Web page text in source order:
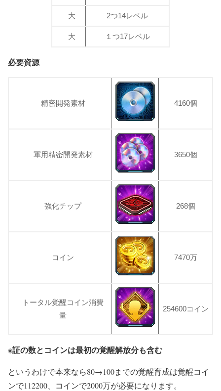
大 2つ14レベル
大 １つ17レベル
必要資源
精密開発素材 4160個
軍用精密開発素材 3650個
強化チップ 268個
コイン 7470万
トータル覚醒コイン消費
量
254600コイン
※証の数とコインは最初の覚醒解放分も含む
というわけで本来なら80→100までの覚醒育成は覚醒コイ
ンで112200、コインで2000万が必要になります。